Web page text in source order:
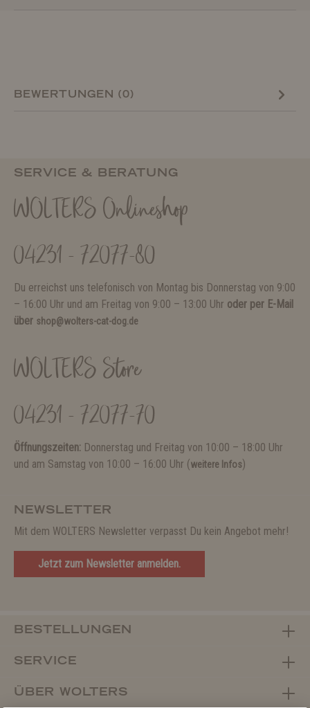
BEWERTUNGEN (0)
SERVICE & BERATUNG
WOLTERS Onlineshop
04231 - 72077-80
Du erreichst uns telefonisch von Montag bis Donnerstag von 9:00
– 16:00 Uhr und am Freitag von 9:00 – 13:00 Uhr oder per E-Mail
über shop@wolters-cat-dog.de
WOLTERS Store
04231 - 72077-70
Öffnungszeiten: Donnerstag und Freitag von 10:00 – 18:00 Uhr
und am Samstag von 10:00 – 16:00 Uhr (weitere Infos)
NEWSLETTER
Mit dem WOLTERS Newsletter verpasst Du kein Angebot mehr!
Jetzt zum Newsletter anmelden.
BESTELLUNGEN
SERVICE
ÜBER WOLTERS